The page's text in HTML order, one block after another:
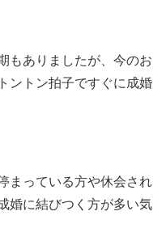
もありましたが、今のお
ントン拍子ですぐに成婚
まっている方や休会され
婚に結びつく方が多い気